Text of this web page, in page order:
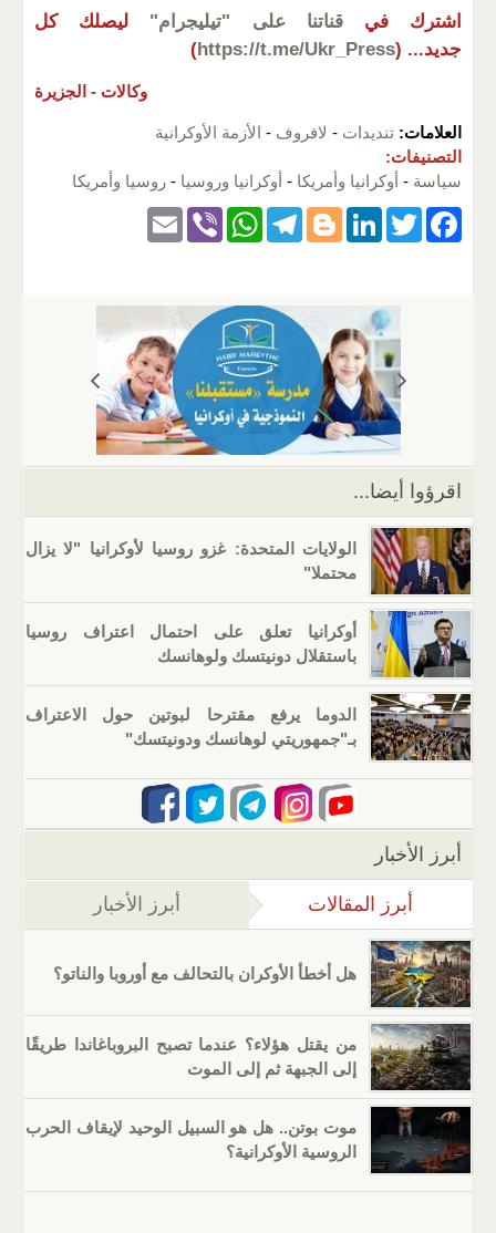
اشترك في قناتنا على "تيليجرام"
ليصلك كل
جديد... (
https://t.me/Ukr_Press
)
وكالات - الجزيرة
العلامات: تنديدات - لافروف - الأزمة الأوكرانية
التصنيفات:
سياسة - أوكرانيا وأمريكا - أوكرانيا وروسيا - روسيا وأمريكا
F
k
T
er
Li
e
dI
n
Bl
g
er
T
gr
a
m
W
s
A
p
p
Vi
اقرؤوا أيضا...
الولايات المتحدة: غزو روسيا لأوكرانيا "لا يزال
محتملا"
أوكرانيا تعلق على احتمال اعتراف روسيا
باستقلال دونيتسك ولوهانسك
الدوما يرفع مقترحا لبوتين حول الاعتراف
بـ"جمهوريتي لوهانسك ودونيتسك"
أبرز الأخبار
أبرز المقالات (علامة التبويب النشطة)
أبرز الأخبار
هل أخطأ الأوكران بالتحالف مع أوروبا والناتو؟
من يقتل هؤلاء؟ عندما تصبح البروباغاندا طريقًا
إلى الجبهة ثم إلى الموت
موت بوتن.. هل هو السبيل الوحيد لإيقاف الحرب
الروسية الأوكرانية؟